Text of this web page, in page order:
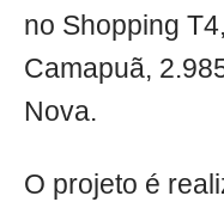
no Shopping
Camapuã,
Nova.
O projeto é